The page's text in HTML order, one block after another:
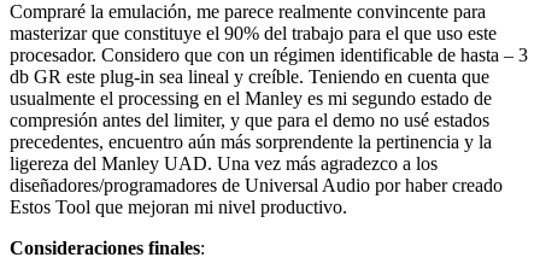
Compraré la emulación, me parece realmente convincente para
masterizar que constituye el 90% del trabajo para el que uso este
procesador. Considero que con un régimen identificable de hasta – 3
db GR este plug-in sea lineal y creíble. Teniendo en cuenta que
usualmente el processing en el Manley es mi segundo estado de
compresión antes del limiter, y que para el demo no usé estados
precedentes, encuentro aún más sorprendente la pertinencia y la
ligereza del Manley UAD. Una vez más agradezco a los
diseñadores/programadores de Universal Audio por haber creado
Estos Tool que mejoran mi nivel productivo.
Consideraciones finales: